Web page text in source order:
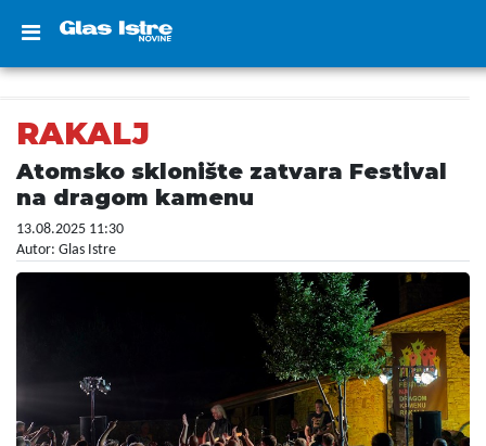
RAKALJ
Atomsko sklonište zatvara Festival
na dragom kamenu
13.08.2025 11:30
Autor: Glas Istre